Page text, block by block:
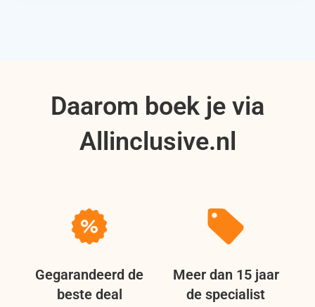
Daarom boek je via
Allinclusive.nl
Gegarandeerd de
beste deal
Meer dan 15 jaar
de specialist